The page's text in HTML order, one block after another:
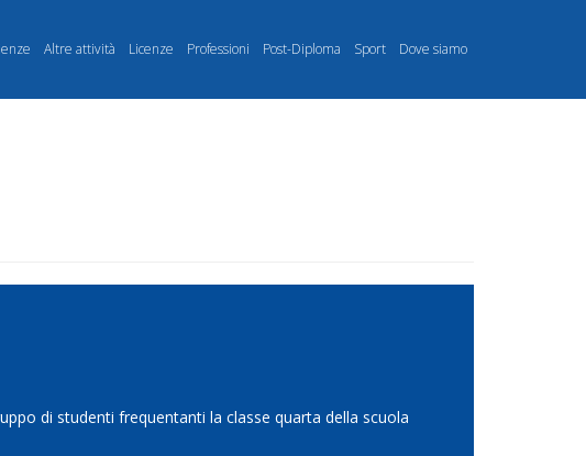
Altre attività Licenze Professioni Post-Diploma Sport Dove siamo
di studenti frequentanti la classe quarta della scuola